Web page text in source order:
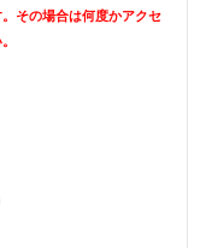
その場合は何度かアクセ